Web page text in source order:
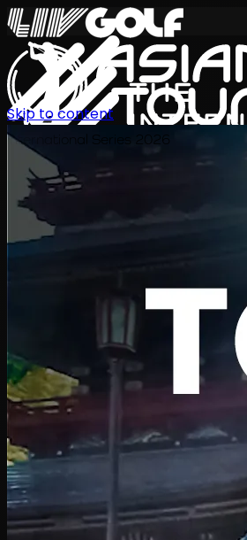
International Series 2026
일정
선수순위 뉴스
Skip to content